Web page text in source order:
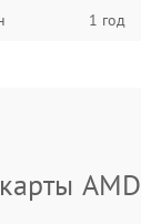
1 год
AMD